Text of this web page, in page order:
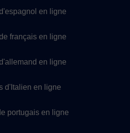
en ligne
français en ligne
en ligne
d'Italien en ligne
portugais en ligne